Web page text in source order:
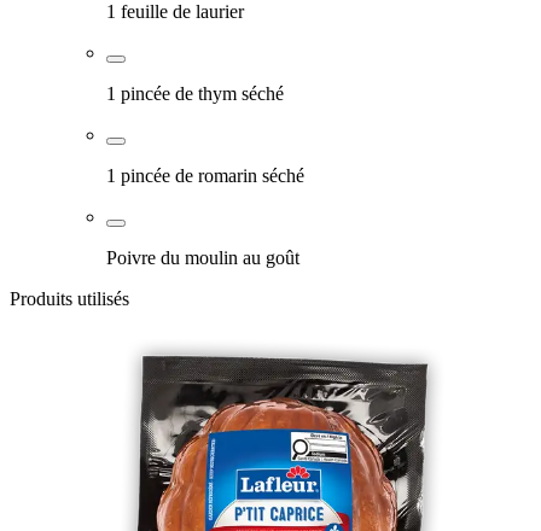
1 feuille de laurier
1 pincée de thym séché
1 pincée de romarin séché
Poivre du moulin au goût
Produits utilisés